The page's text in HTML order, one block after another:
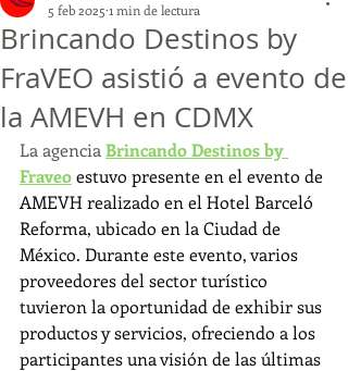
Brincando Destinos by
FraVEO asistió a evento de
la AMEVH en CDMX
5 feb 2025 1 min de lectura
La agencia Brincando Destinos by
Fraveo estuvo presente en el evento de
AMEVH realizado en el Hotel Barceló
Reforma, ubicado en la Ciudad de
México. Durante este evento, varios
proveedores del sector turístico
tuvieron la oportunidad de exhibir sus
productos y servicios, ofreciendo a los
participantes una visión de las últimas